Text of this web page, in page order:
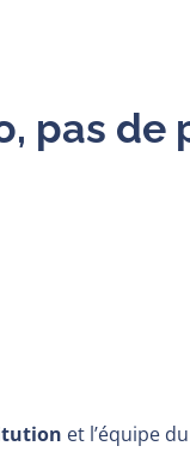
pas de
et l’équipe